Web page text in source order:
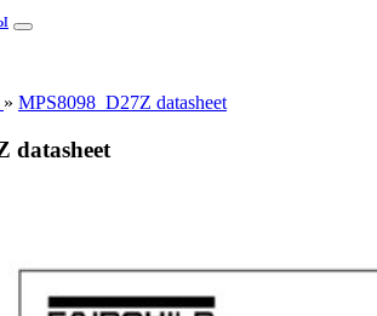
» MPS8098_D27Z datasheet
datasheet